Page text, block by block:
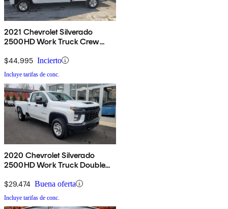
2021 Chevrolet Silverado
2500HD Work Truck Crew
$44,995 Incierto
Incluye tarifas de conc.
2020 Chevrolet Silverado
2500HD Work Truck Double
$29,474 Buena oferta
Incluye tarifas de conc.